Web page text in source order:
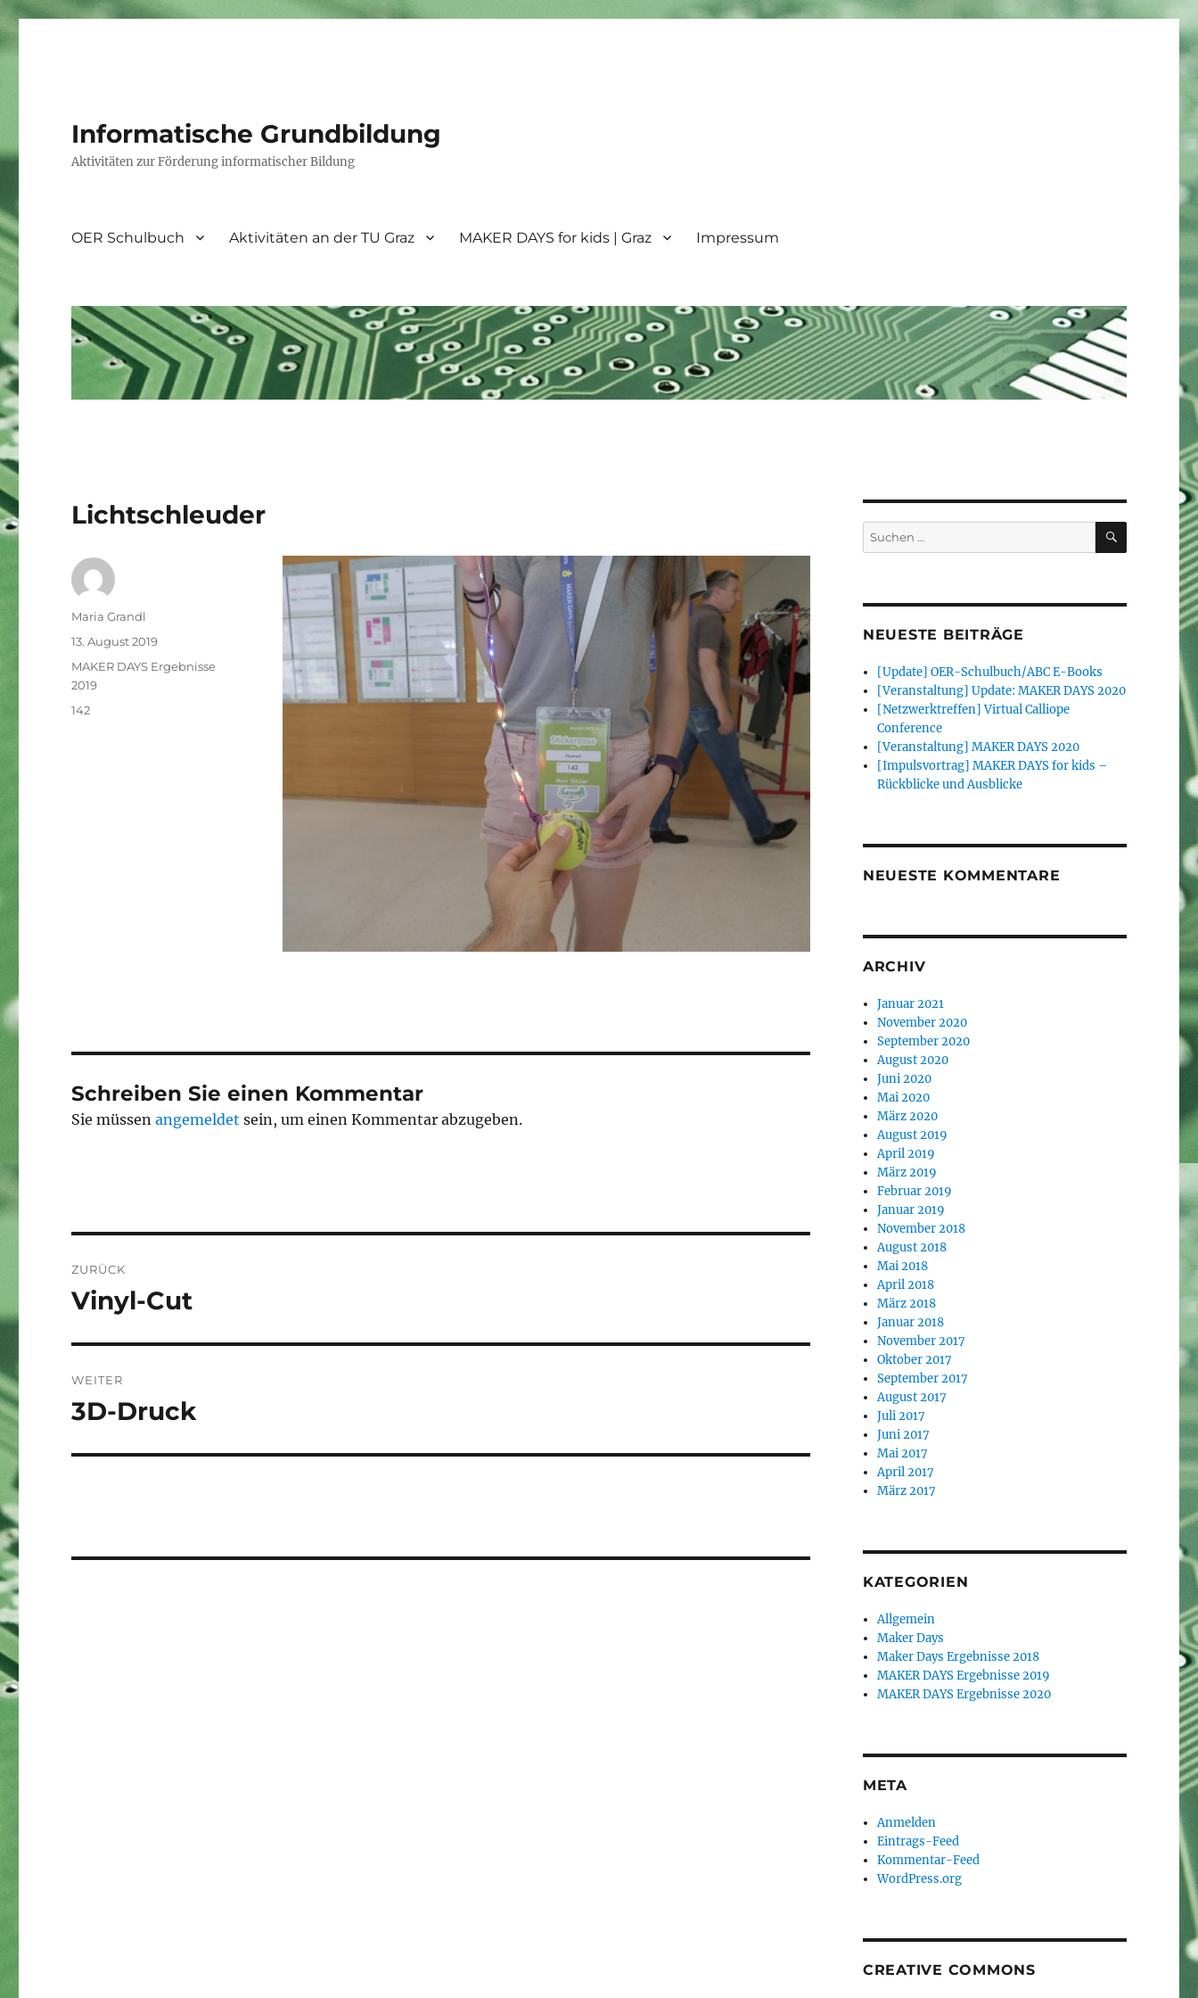
Informatische Grundbildung
Aktivitäten zur Förderung informatischer Bildung
OER Schulbuch Aktivitäten an der TU Graz MAKER DAYS for kids | Graz Impressum
Lichtschleuder
Autor
Maria Grandl
Veröffentlicht
13. August 2019
Kategorien
MAKER DAYS Ergebnisse
2019
Schlagwörter
142
Schreiben Sie einen Kommentar
Sie müssenangemeldet sein, um einen Kommentar abzugeben.
ZURÜCK
Vorheriger
Vinyl-Cut
WEITER
Nächster
3D-Druck
Suchen
nach:
SUCHEN
NEUESTE BEITRÄGE
[Update] OER-Schulbuch/ABC E-Books
[Veranstaltung] Update: MAKER DAYS 2020
[Netzwerktreffen] Virtual Calliope
Conference
[Veranstaltung] MAKER DAYS 2020
[Impulsvortrag] MAKER DAYS for kids –
Rückblicke und Ausblicke
NEUESTE KOMMENTARE
ARCHIV
Januar 2021
November 2020
September 2020
August 2020
Juni 2020
Mai 2020
März 2020
August 2019
April 2019
März 2019
Februar 2019
Januar 2019
November 2018
August 2018
Mai 2018
April 2018
März 2018
Januar 2018
November 2017
Oktober 2017
September 2017
August 2017
Juli 2017
Juni 2017
Mai 2017
April 2017
März 2017
KATEGORIEN
Allgemein
Maker Days
Maker Days Ergebnisse 2018
MAKER DAYS Ergebnisse 2019
MAKER DAYS Ergebnisse 2020
META
Anmelden
Eintrags-Feed
Kommentar-Feed
WordPress.org
CREATIVE COMMONS